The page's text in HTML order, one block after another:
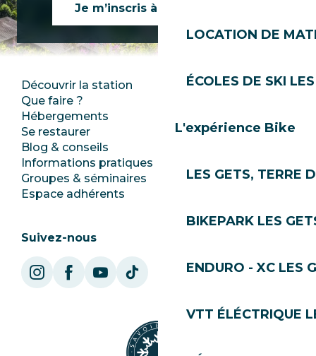
LOCATION DE
ÉCOLES DE SKI
L'expérience Bike
LES GETS, TERRE
BIKEPARK LES
ENDURO - XC LES
VTT ÉLÉCTRIQUE
Je m’inscris à la newsletter
Découvrir la station
Que faire ?
Hébergements
Se restaurer
Blog & conseils
Informations pratiques
Groupes & séminaires
Espace adhérents
Espace Presse
Emplois
SoleGets
Suivez-nous